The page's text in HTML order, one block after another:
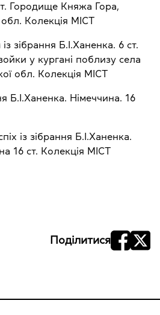
Городище Княжа Гора,
обл. Колекція МІСТ
зібрання Б.І.Ханенка. 6 ст.
у кургані поблизу села
обл. Колекція МІСТ
Б.І.Ханенка. Німеччина. 16
із зібрання Б.І.Ханенка.
16 ст. Колекція МІСТ
Поділитися